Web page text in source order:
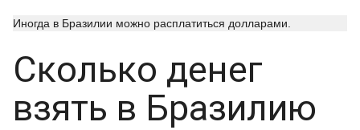
Иногда в Бразилии можно расплатиться долларами.
Сколько денег
взять в Бразилию